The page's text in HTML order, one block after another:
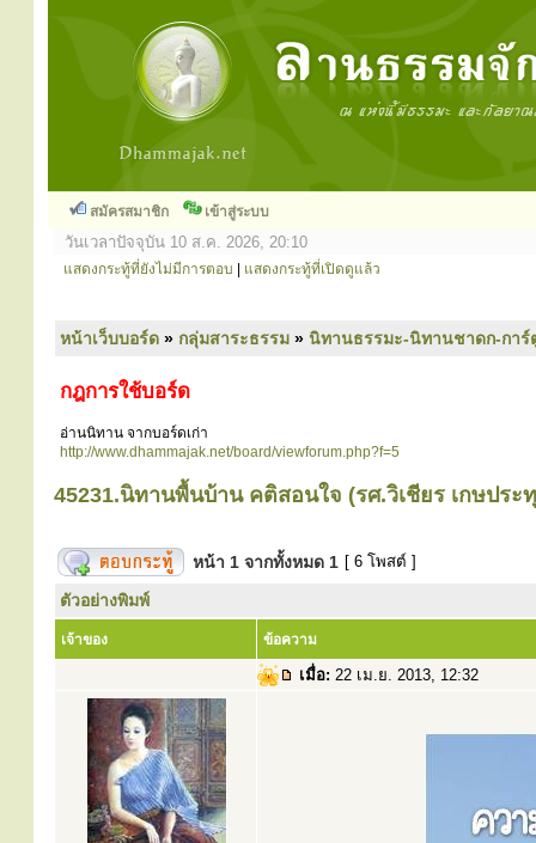
สมัครสมาชิก เข้าสู่ระบบ
วันเวลาปัจจุบัน 10 ส.ค. 2026, 20:10
แสดงกระทู้ที่ยังไม่มีการตอบ แสดงกระทู้ที่เปิดดูแล้ว
หน้าเว็บบอร์ด » กลุ่มสาระธรรม » นิทานธรรมะ-นิทานชาดก-การ์
กฎการใช้บอร์ด
อ่านนิทาน จากบอร์ดเก่า
http://www.dhammajak.net/board/viewforum.php?f=5
45231.นิทานพื้นบ้าน คติสอนใจ (รศ.วิเชียร เกษประ
หน้า 1 จากทั้งหมด 1 [ 6 โพสต์ ]
ตัวอย่างพิมพ์
เจ้าของ ข้อความ
เมื่อ: 22 เม.ย. 2013, 12:32